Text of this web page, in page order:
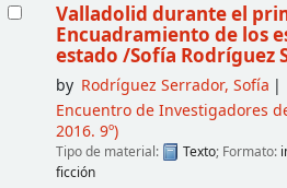
Valladolid durante el
Encuadramiento de los
estado /Sofía Rodríguez
by Rodríguez Serrador, Sofía
Encuentro de Investigadores
2016. 9º)
Tipo de material: Texto; Formato:
ficción